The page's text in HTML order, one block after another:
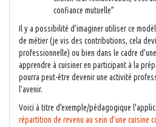
confiance mutuelle”
Il y a possibilité d’imaginer utiliser ce
de métier (je vis des contributions, cela
professionnelle) ou bien dans le cadre
apprendre à cuisiner en participant à la
pourra peut-être devenir une activité
l’avenir.
Voici à titre d'exemple/pédagogique
répartition de revenu au sein d’une cuisine